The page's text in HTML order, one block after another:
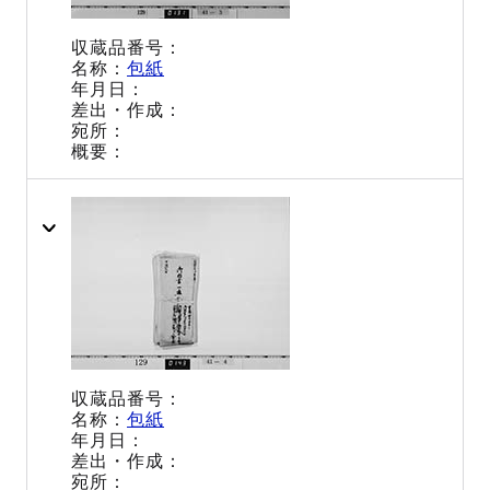
包紙
包紙